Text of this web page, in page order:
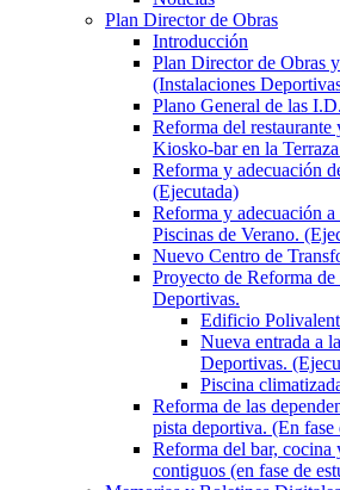
Plan Director de Obras
Introducción
Plan Director de Obras
(Instalaciones
Plano General de las
Reforma del
Kiosko-bar en la
Reforma y adecuación
(Ejecutada)
Reforma y adecuación
Piscinas de Verano.
Nuevo Centro de
Proyecto de Reforma de
Deportivas.
Edificio
Nueva entrada a
Deportivas.
Piscina
Reforma de las
pista deportiva. (En fase
Reforma del bar, cocina
contiguos (en fase de